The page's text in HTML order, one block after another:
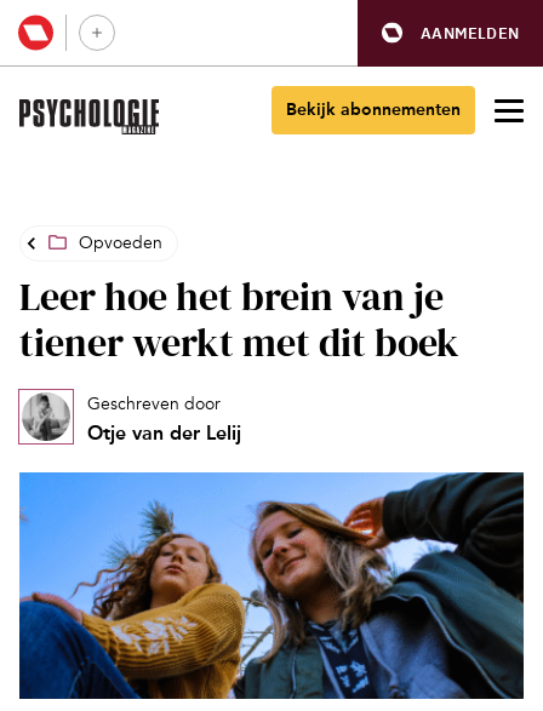
AANMELDEN
Bekijk abonnementen
Opvoeden
Leer hoe het brein van je
tiener werkt met dit boek
Geschreven door
Otje van der Lelij